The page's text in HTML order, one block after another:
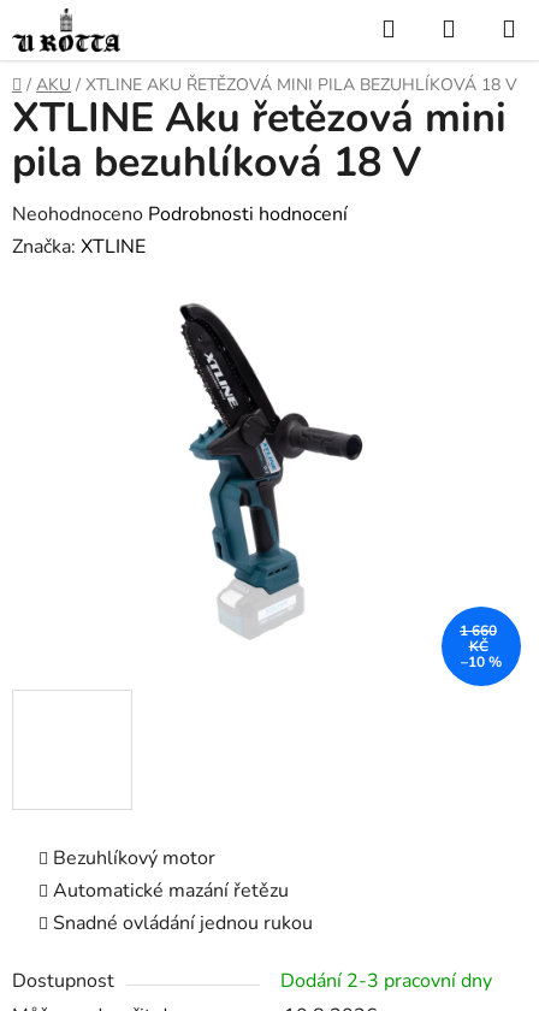
na
obsah
Hledat
KOŠÍK
DOMŮ
/ AKU / XTLINE AKU ŘETĚZOVÁ MINI PILA BEZUHLÍKOVÁ 18 V
Bezuhlíkový motor
Automatické mazání řetězu
Snadné ovládání jednou rukou
Dostupnost
Dodání 2-3 pracovní dny
XTLINE Aku řetězová mini
pila bezuhlíková 18 V
Průměrné
hodnocení
Neohodnoceno Podrobnosti hodnocení
Značka: XTLINE
1 660
KČ
–10 %